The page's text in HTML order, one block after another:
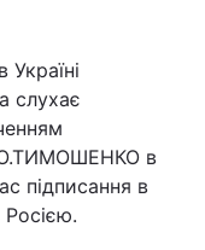
слухає
Ю.ТИМОШЕНКО в
підписання в
Росією.